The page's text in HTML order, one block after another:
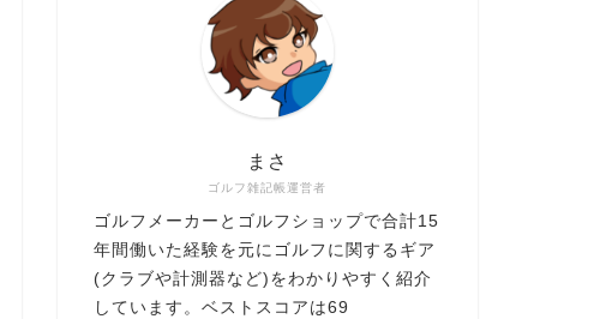
ゴルフ雑記帳運営者
まさ
ゴルフメーカーとゴルフショップで合計15
年間働いた経験を元にゴルフに関するギア
(クラブや計測器など)をわかりやすく紹介
しています。ベストスコアは69